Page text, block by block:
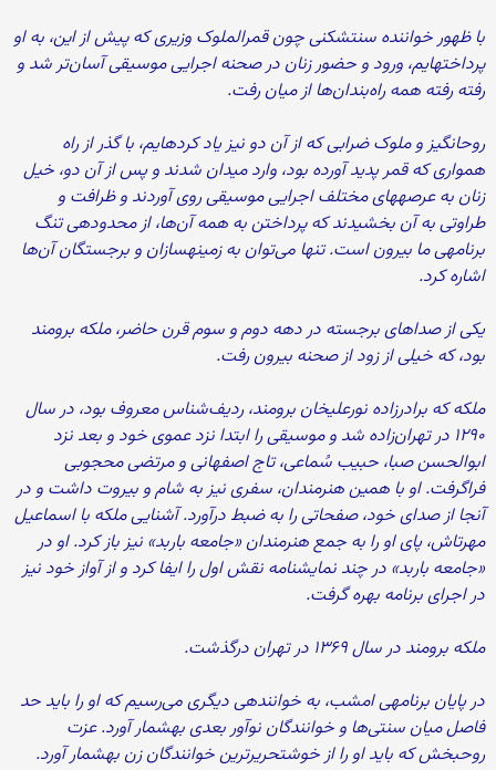
با ظهور خواننده‏ سنت‏شکنی چون قمرالملوک وزیری که پیش از این، به او
پرداخته‏ایم، ورود و حضور زنان در صحنه‏ اجرایی موسیقی آسان‏‌تر شد و
رفته رفته همه‏ راه‌بندان‌ها از میان رفت.
روح‏انگیز و ملوک ضرابی که از آن دو نیز یاد کرده‏ایم، با گذر از راه
همواری که قمر پدید آورده بود، وارد میدان شدند و پس از آن دو، خیل
زنان به عرصه‏های مختلف اجرایی موسیقی روی آوردند و ظرافت و
طراوتی به آن بخشیدند که پرداختن به همه‏ آن‏‌ها، از محدوده‏ی تنگ
برنامه‏ی ما بیرون است. تنها می‌‏توان به زمینه‏‏سازان و برجستگان آن‏‌ها
اشاره کرد.
یکی از صداهای برجسته در دهه‏ دوم و سوم قرن حاضر، ملکه برومند
بود، که خیلی از زود از صحنه بیرون رفت.
ملکه که برادرزاده‏ نورعلی‏خان برومند، ردیف‏‌شناس معروف بود، در سال
۱۲۹۰ در تهران‌زاده شد و موسیقی را ابتدا نزد عموی خود و بعد نزد
ابوالحسن صبا، حبیب سُماعی، تاج اصفهانی و مرتضی محجوبی
فراگرفت. او با همین هنرمندان، سفری نیز به شام و بیروت داشت و در
آن‏جا از صدای خود، صفحاتی را به ضبط درآورد. آشنایی ملکه با اسماعیل
مهرتاش، پای او را به جمع هنرمندان «جامعه‏ باربد» نیز باز کرد. او در
«جامعه‏ باربد» در چند نمایش‏نامه نقش اول را ایفا کرد و از آواز خود نیز
در اجرای برنامه بهره گرفت.
ملکه برومند در سال ۱۳۶۹ در تهران درگذشت.
در پایان برنامه‏ی امشب، به خواننده‏ی دیگری می‌‏رسیم که او را باید حد
فاصل میان سنتی‏‌ها و خوانندگان نوآور بعدی به‏شمار آورد. عزت
روح‏بخش که باید او را از خوش‏تحریر‌ترین خوانندگان زن به‏شمار آورد.